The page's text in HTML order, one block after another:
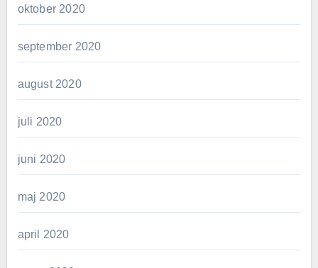
oktober 2020
september 2020
august 2020
juli 2020
juni 2020
maj 2020
april 2020